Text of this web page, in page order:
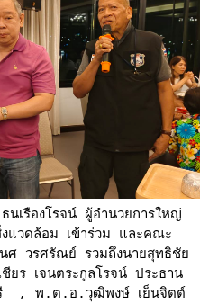
เรืองโรจน์ ผู้อำนวยการใหญ่
งแวดล้อม เข้าร่วม และคณะ
นศ วรศรัณย์ รวมถึงนายสุทธิชั
ยร เจนตระกูลโรจน์ ประธาน
รี , พ.ต.อ.วุฒิพงษ์ เย็นจิตต์